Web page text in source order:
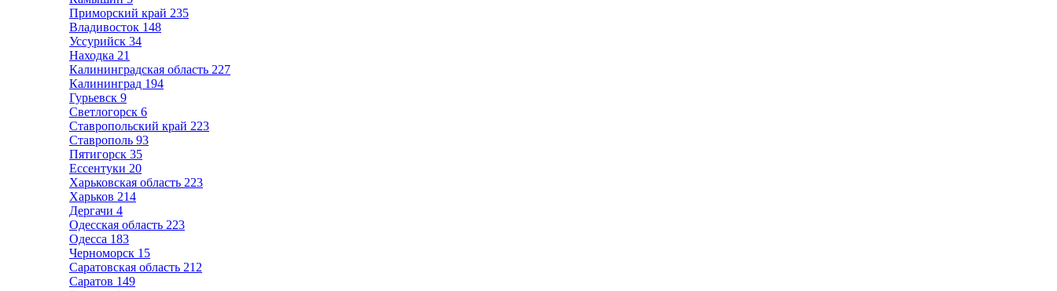
Приморский край 235
Владивосток 148
Уссурийск 34
Находка 21
Калининградская область 227
Калининград 194
Гурьевск 9
Светлогорск 6
Ставропольский край 223
Ставрополь 93
Пятигорск 35
Ессентуки 20
Харьковская область 223
Харьков 214
Дергачи 4
Одесская область 223
Одесса 183
Черноморск 15
Саратовская область 212
Саратов 149